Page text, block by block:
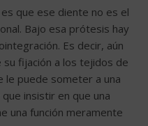
que ese diente no es el
Bajo esa prótesis hay
Es decir, aún
fijación a los tejidos de
le puede someter a una
insistir en que una
una función meramente